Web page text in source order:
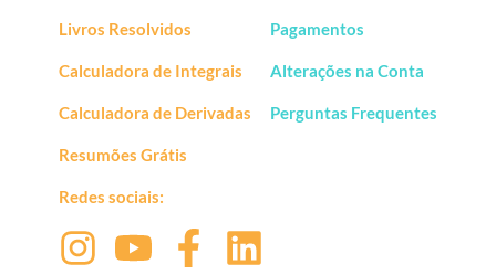
Livros Resolvidos
Calculadora de Integrais
Calculadora de Derivadas
Resumões Grátis
Redes sociais:
Pagamentos
Alterações na Conta
Perguntas Frequentes